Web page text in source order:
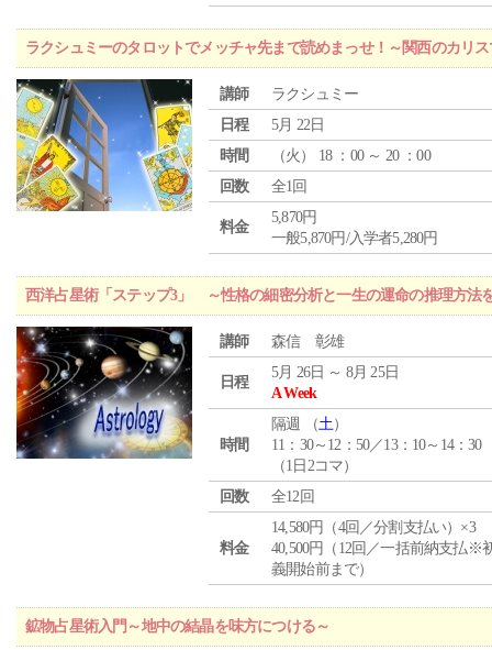
ラクシュミーのタロットでメッチャ先まで読めまっせ！～関西のカリ
講師
ラクシュミー
日程
5月 22日
時間
（火 ） 18 ：00 ～ 20 ：00
回数
全1回
料金
5,870円
一般5,870円/入学者5,280円
西洋占星術「ステップ3」 ～性格の細密分析と一生の運命の推理方法
講師 森信 彰雄
日程
5月 26日 ～ 8月 25日
A Week
時間
隔週 （土）
11：30～12：50／13：10～14：30
（1日2コマ）
回数
全12回
料金
14,580円（4回／分割支払い）×3
40,500円（12回／一括前納支払※
義開始前まで）
鉱物占星術入門～地中の結晶を味方につける～